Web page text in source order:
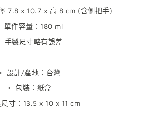
7.8 x 10.7 x 高 8 cm (含側把手)
單件容量： 180 ml
手製尺寸略有誤差
‧ 設計/產地：台灣
‧
包裝：紙盒
寸： 13.5 x 10 x 11 cm